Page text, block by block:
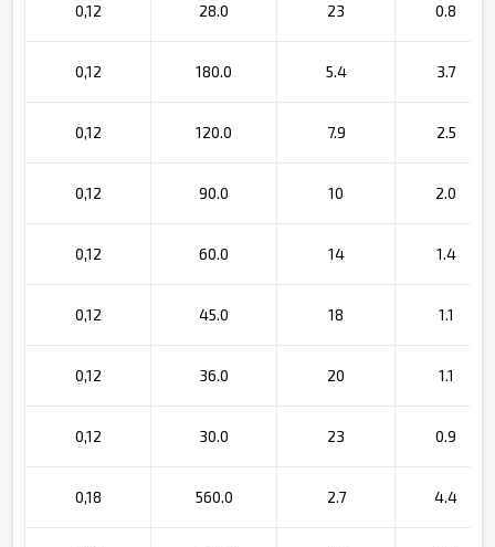
0,12 28.0 23 0.8
0,12 180.0 5.4 3.7
0,12 120.0 7.9 2.5
0,12 90.0 10 2.0
0,12 60.0 14 1.4
0,12 45.0 18 1.1
0,12 36.0 20 1.1
0,12 30.0 23 0.9
0,18 560.0 2.7 4.4